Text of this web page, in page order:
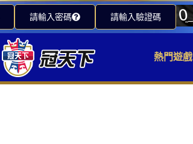
請輸入密碼 請輸入驗證碼
熱門遊戲